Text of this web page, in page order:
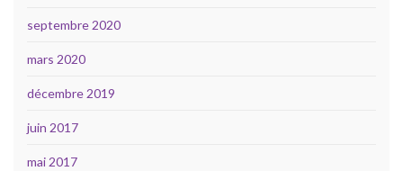
septembre 2020
mars 2020
décembre 2019
juin 2017
mai 2017